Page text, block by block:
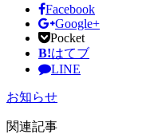
Facebook
Google+
Pocket
B!はてブ
LINE
お知らせ
関連記事